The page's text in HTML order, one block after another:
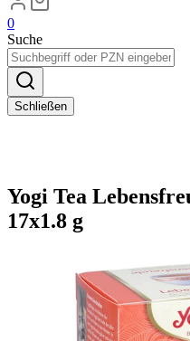
0
Suche
Schließen
Yogi Tea
17x1.8 g